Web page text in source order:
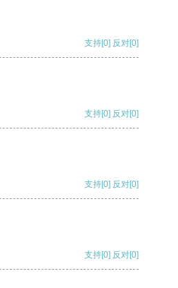
支持[0] 反对[0]
支持[0] 反对[0]
支持[0] 反对[0]
支持[0] 反对[0]